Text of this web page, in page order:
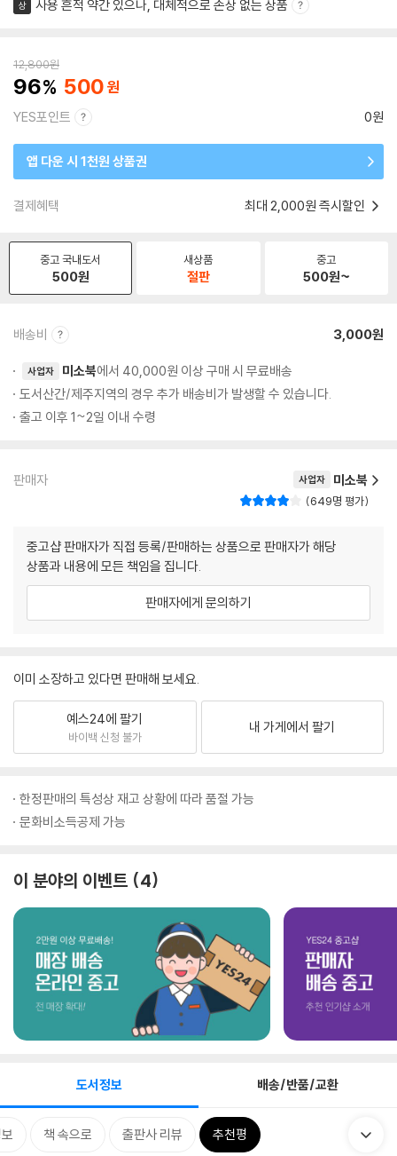
상 사용 흔적 약간 있으나, 대체적으로 손상 없는 상품
12,800원
96 500
YES포인트 0원
앱 다운 시 1천원 상품권
결제혜택 최대 2,000원 즉시할인
중고 국내도서
500원
새상품
절판
중고
500원~
배송비 3,000원
사업자 미소북에서 40,000원 이상 구매 시 무료배송
도서산간/제주지역의 경우 추가 배송비가 발생할 수 있습니다.
출고 이후 1~2일 이내 수령
판매자 사업자 미소북
649명 평가
중고샵 판매자가 직접 등록/판매하는 상품으로 판매자가 해당
상품과 내용에 모든 책임을 집니다.
판매자에게 문의하기
이미 소장하고 있다면 판매해 보세요.
예스24에 팔기
바이백 신청 불가
내 가게에서 팔기
한정판매의 특성상 재고 상황에 따라 품절 가능
문화비소득공제 가능
이 분야의 이벤트 4
도서정보 배송/반품/교환
책 속으로 출판사 리뷰 추천평